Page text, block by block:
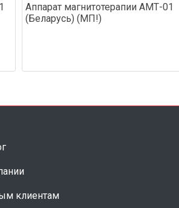
Аппарат магнитотерапии АМТ-01
(Беларусь) (МП!)
клиентам